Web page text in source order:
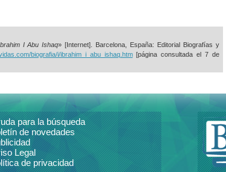
I Abu Ishaq» [Internet]. Barcelona, España: Editorial Biografías y
biografia/i/ibrahim_i_abu_ishaq.htm [página consultada el7 de
para la búsqueda
de novedades
Legal
de privacidad